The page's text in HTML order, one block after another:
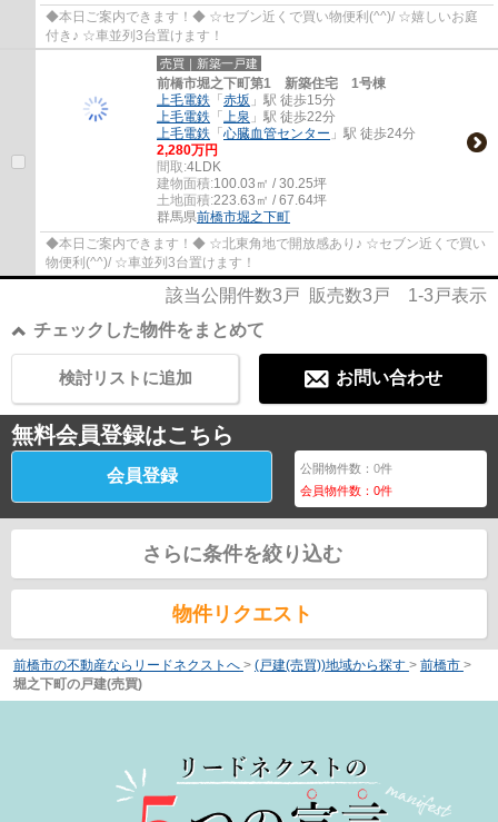
◆本日ご案内できます！◆ ☆セブン近くで買い物便利(^^)/ ☆嬉しいお庭
付き♪ ☆車並列3台置けます！
売買｜新築一戸建
前橋市堀之下町第1 新築住宅 1号棟
上毛電鉄 「 赤坂 」駅 徒歩15分
上毛電鉄 「 上泉 」駅 徒歩22分
上毛電鉄 「 心臓血管センター 」駅 徒歩24分
2,280万円
間取:4LDK
建物面積:100.03㎡ / 30.25坪
土地面積:223.63㎡ / 67.64坪
群馬県前橋市堀之下町
◆本日ご案内できます！◆ ☆北東角地で開放感あり♪ ☆セブン近くで買い
物便利(^^)/ ☆車並列3台置けます！
該当公開件数3 戸 販売数3 戸 1-3 戸表示
チェックした物件をまとめて
お問い合わせ
検討リストに追加
無料会員登録はこちら
会員登録 公開物件数：0件
会員物件数：0件
さらに条件を絞り込む
物件リクエスト
前橋市の不動産ならリードネクストへ > (戸建(売買))地域から探す > 前橋市 >
堀之下町の戸建(売買)